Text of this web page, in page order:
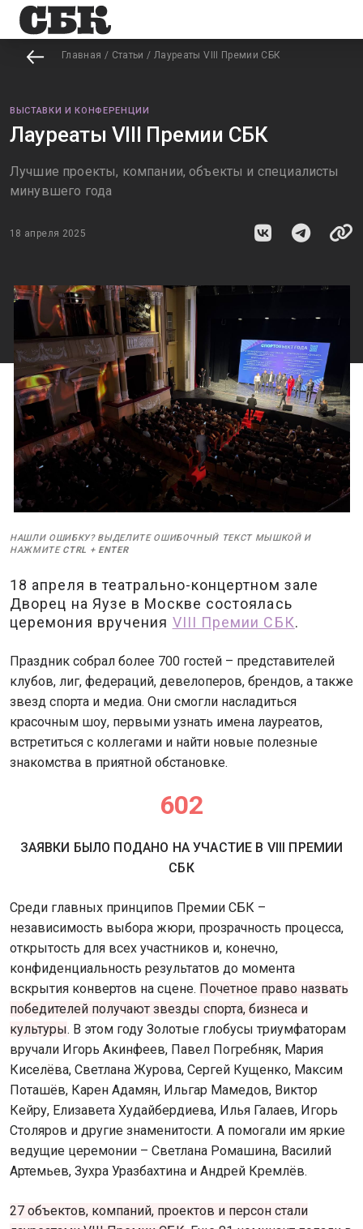
Главная / Статьи / Лауреаты VIII Премии СБК
ВЫСТАВКИ И КОНФЕРЕНЦИИ
Лауреаты VIII Премии СБК
Лучшие проекты, компании, объекты и специалисты
минувшего года
18 апреля 2025
НАШЛИ ОШИБКУ? ВЫДЕЛИТЕ ОШИБОЧНЫЙ ТЕКСТ МЫШКОЙ И
НАЖМИТЕ CTRL + ENTER
18 апреля в театрально-концертном зале
Дворец на Яузе в Москве состоялась
церемония вручения VIII Премии СБК.
Праздник собрал более 700 гостей – представителей
клубов, лиг, федераций, девелоперов, брендов, а также
звезд спорта и медиа. Они смогли насладиться
красочным шоу, первыми узнать имена лауреатов,
встретиться с коллегами и найти новые полезные
знакомства в приятной обстановке.
602
ЗАЯВКИ БЫЛО ПОДАНО НА УЧАСТИЕ В VIII ПРЕМИИ
СБК
Среди главных принципов Премии СБК –
независимость выбора жюри, прозрачность процесса,
открытость для всех участников и, конечно,
конфиденциальность результатов до момента
вскрытия конвертов на сцене. Почетное право назвать
победителей получают звезды спорта, бизнеса и
культуры. В этом году Золотые глобусы триумфаторам
вручали Игорь Акинфеев, Павел Погребняк, Мария
Киселёва, Светлана Журова, Сергей Кущенко, Максим
Поташёв, Карен Адамян, Ильгар Мамедов, Виктор
Кейру, Елизавета Худайбердиева, Илья Галаев, Игорь
Столяров и другие знаменитости. А помогали им яркие
ведущие церемонии – Светлана Ромашина, Василий
Артемьев, Зухра Уразбахтина и Андрей Кремлёв.
27 объектов, компаний, проектов и персон стали